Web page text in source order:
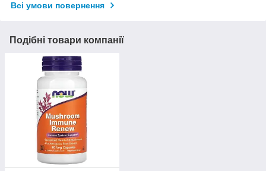
Всі умови повернення
Подібні товари компанії